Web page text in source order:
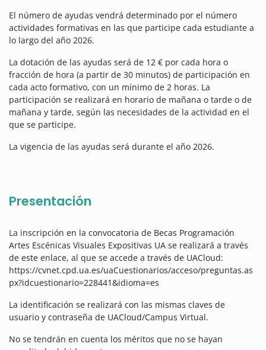
El número de ayudas vendrá determinado por el número
actividades formativas en las que participe cada estudiante a
lo largo del año 2026.
La dotación de las ayudas será de 12 € por cada hora o
fracción de hora (a partir de 30 minutos) de participación en
cada acto formativo, con un mínimo de 2 horas. La
participación se realizará en horario de mañana o tarde o de
mañana y tarde, según las necesidades de la actividad en el
que se participe.
La vigencia de las ayudas será durante el año 2026.
Presentación
La inscripción en la convocatoria de Becas Programación
Artes Escénicas Visuales Expositivas UA se realizará a través
de este enlace, al que se accede a través de UACloud:
https://cvnet.cpd.ua.es/uaCuestionarios/acceso/preguntas.as
px?idcuestionario=228441&idioma=es
La identificación se realizará con las mismas claves de
usuario y contraseña de UACloud/Campus Virtual.
No se tendrán en cuenta los méritos que no se hayan